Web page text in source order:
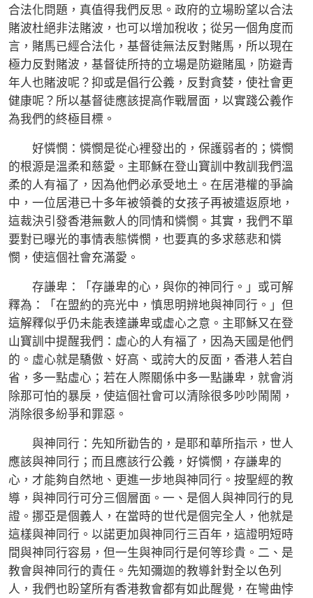
合法化問題，真值得我們反思。政府的立場盼望以合法
賭波杜絕非法賭波，也可以增加稅收；從另一個角度而
言，賭馬已經合法化，基督徒無法反對賭馬，所以現在
極力反對賭波，基督徒所持的立場是防避賭風，防避青
年人也賭波呢？抑或是倡行公義，反對貪婪，使社會更
健康呢？所以基督徒應該提高作戰層面，以實踐公義作
為我們的終極目標。
好憐憫：憐憫是從心裡發出的，保護弱者的；憐憫
的根源是溫柔和慈愛。主耶穌在登山寶訓中教訓我們溫
柔的人有福了，因為他們必承受地土。在居港權的爭論
中，一位居港已十多年被領養的女孩子再被遣返原地，
這裁決引發香港無數人的同情和憐憫。其實，我們不單
要對已曝光的事情表態憐憫，也要真的多求慈悲和憐
憫，使這個社會充滿愛。
存謙卑：「存謙卑的心，與你的神同行。」或可解
釋為：「在盟約的亮光中，慎思明辨地與神同行。」但
這解釋似乎仍未能表達謙卑或虛心之意。主耶穌又在登
山寶訓中提醒我們：虛心的人有福了，因為天國是他們
的。虛心就是驕傲、好高、或誇大的反面，香港人若自
省，多一點虛心；若在人際關係中多一點謙卑，就會消
除那可怕的暴戾，使這個社會可以清除很多吵吵鬧鬧，
消除很多紛爭和罪惡。
與神同行：先知所勸告的，是耶和華所指示，世人
應該與神同行；而且應該行公義，好憐憫，存謙卑的
心，才能夠自然地、更進一步地與神同行。按聖經的教
導，與神同行可分三個層面。一、是個人與神同行的見
證。挪亞是個義人，在當時的世代是個完全人，他就是
這樣與神同行。以諾更加與神同行三百年，這證明短時
間與神同行容易，但一生與神同行是何等珍貴。二、是
教會與神同行的責任。先知彌迦的教導針對全以色列
人，我們也盼望所有香港教會都有如此醒覺，在彎曲悖